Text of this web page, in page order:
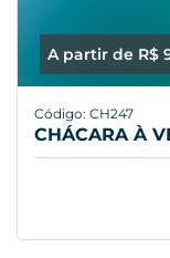
A partir de R$
Código: CH247
CHÁCARA À